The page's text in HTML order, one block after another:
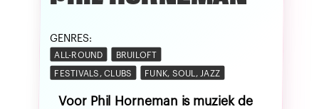
GENRES:
ALL-ROUND BRUILOFT
FESTIVALS, CLUBS FUNK, SOUL, JAZZ
Voor Phil Horneman is muziek de